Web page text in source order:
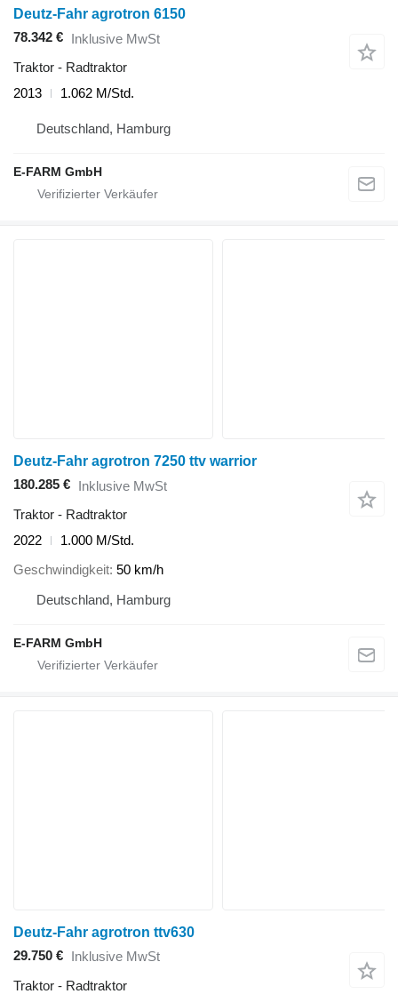
Deutz-Fahr agrotron 6150
78.342 € Inklusive MwSt
Traktor - Radtraktor
2013
1.062 M/Std.
Deutschland, Hamburg
E-FARM GmbH
Deutz-Fahr agrotron 7250 ttv warrior
180.285 € Inklusive MwSt
Traktor - Radtraktor
2022
1.000 M/Std.
Geschwindigkeit 50 km/h
Deutschland, Hamburg
E-FARM GmbH
Deutz-Fahr agrotron ttv630
29.750 €
Inklusive MwSt
Traktor - Radtraktor